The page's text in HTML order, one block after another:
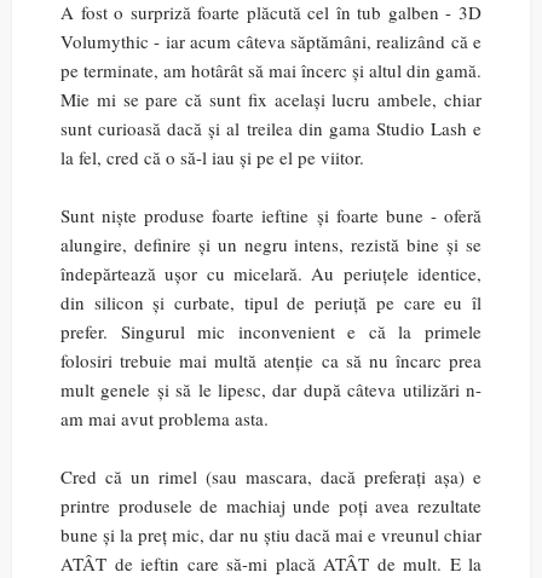
A fost o surpriză foarte plăcută cel în tub galben - 3D
Volumythic - iar acum câteva săptămâni, realizând că e
pe terminate, am hotârât să mai încerc și altul din gamă.
Mie mi se pare că sunt fix același lucru ambele, chiar
sunt curioasă dacă și al treilea din gama Studio Lash e
la fel, cred că o să-l iau și pe el pe viitor.
Sunt niște produse foarte ieftine și foarte bune - oferă
alungire, definire și un negru intens, rezistă bine și se
îndepărtează ușor cu micelară. Au periuțele identice,
din silicon și curbate, tipul de periuță pe care eu îl
prefer. Singurul mic inconvenient e că la primele
folosiri trebuie mai multă atenție ca să nu încarc prea
mult genele și să le lipesc, dar după câteva utilizări n-
am mai avut problema asta.
Cred că un rimel (sau mascara, dacă preferați așa) e
printre produsele de machiaj unde poți avea rezultate
bune și la preț mic, dar nu știu dacă mai e vreunul chiar
ATÂT de ieftin care să-mi placă ATÂT de mult. E la